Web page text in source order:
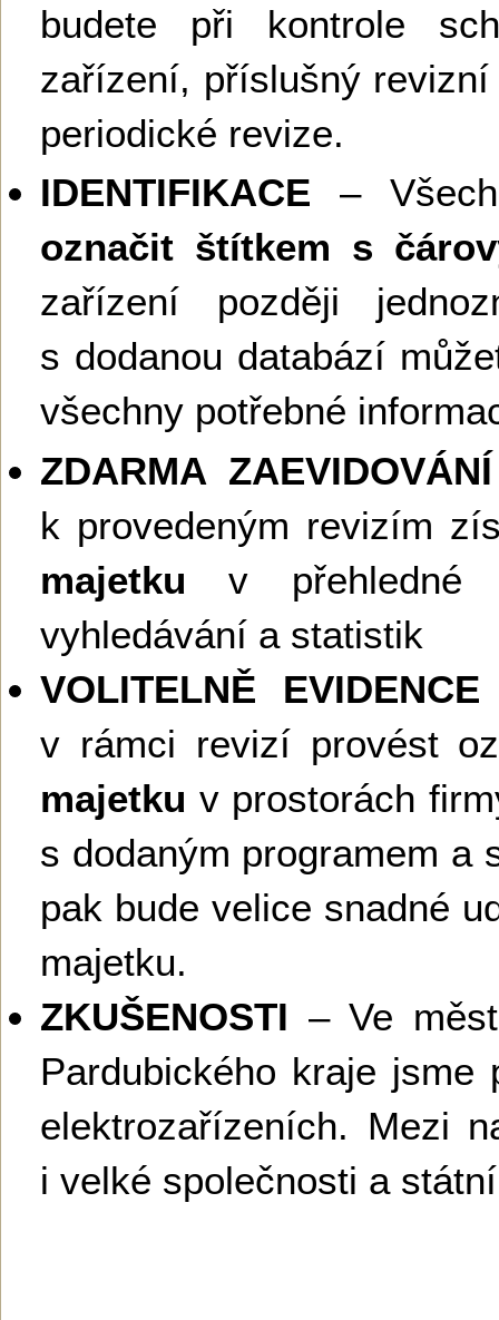
budete při kontrole
zařízení, příslušný
periodické revize.
IDENTIFIKACE –
označit štítkem s
zařízení později
s dodanou databází
všechny potřebné
ZDARMA
k provedeným revizím
majetku v přehledné
vyhledávání a statistik
VOLITELNĚ
v rámci revizí provést
majetku v prostorách
s dodaným programem a
pak bude velice snadné
majetku.
ZKUŠENOSTI – Ve
Pardubického kraje
elektrozařízeních. Mezi
i velké společnosti a